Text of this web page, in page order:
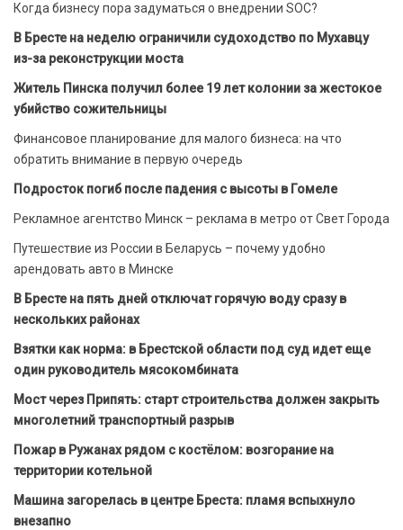
Когда бизнесу пора задуматься о внедрении SOC?
В Бресте на неделю ограничили судоходство по Мухавцу
из-за реконструкции моста
Житель Пинска получил более 19 лет колонии за жестокое
убийство сожительницы
Финансовое планирование для малого бизнеса: на что
обратить внимание в первую очередь
Подросток погиб после падения с высоты в Гомеле
Рекламное агентство Минск – реклама в метро от Свет Города
Путешествие из России в Беларусь – почему удобно
арендовать авто в Минске
В Бресте на пять дней отключат горячую воду сразу в
нескольких районах
Взятки как норма: в Брестской области под суд идет еще
один руководитель мясокомбината
Мост через Припять: старт строительства должен закрыть
многолетний транспортный разрыв
Пожар в Ружанах рядом с костёлом: возгорание на
территории котельной
Машина загорелась в центре Бреста: пламя вспыхнуло
внезапно